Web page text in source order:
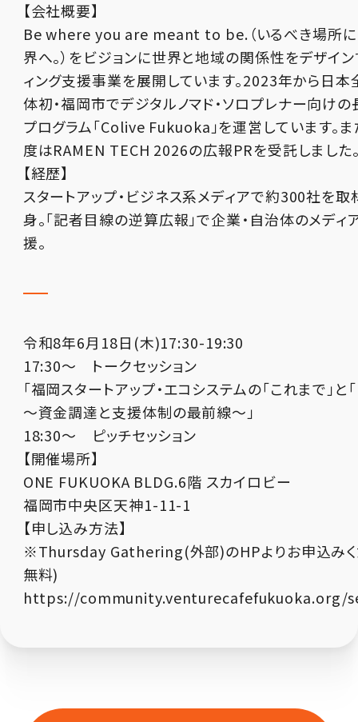
【会社概要】
Be where you are meant to be.（いるべき場所に
界へ。）をビジョンに世界と地域の関係性をデザイ
ィング支援事業を展開しています。2023年から日
体初・福岡市でデジタルノマド・ソロプレナー向け
プログラム「Colive Fukuoka」を運営しています。
度はRAMEN TECH 2026の広報PRを受託しました
【経歴】
スタートアップ・ビジネス系メディアで約300社を取
身。「記者目線の逆算広報」で企業・自治体のメデ
援。
令和8年6月18日(木)17:30-19:30
17:30～ トークセッション
「福岡スタートアップ・エコシステムの「これまで」
～資金調達と支援体制の最前線～」
18:30～ ピッチセッション
【開催場所】
ONE FUKUOKA BLDG.6階 スカイロビー
福岡市中央区天神1-11-1
【申し込み方法】
※Thursday Gathering(外部)のHPよりお申込み
無料)
https://community.venturecafefukuoka.org/